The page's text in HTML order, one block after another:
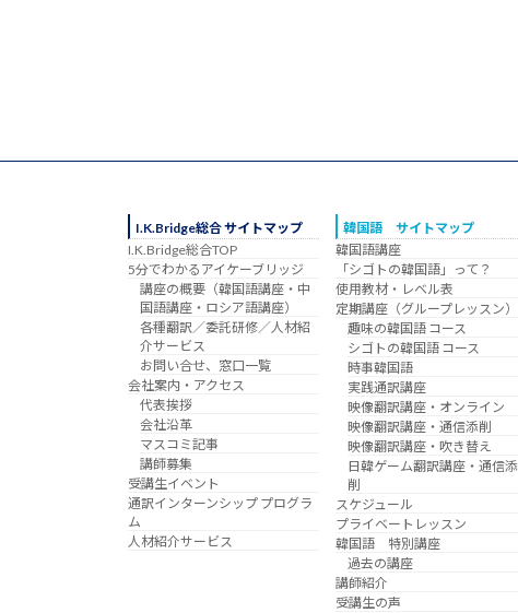
I.K.Bridge総合 サイトマップ
I.K.Bridge総合TOP
5分でわかるアイケーブリッジ
講座の概要（韓国語講座・中
国語講座・ロシア語講座）
各種翻訳／委託研修／人材紹
介サービス
お問い合せ、窓口一覧
会社案内・アクセス
代表挨拶
会社沿革
マスコミ記事
講師募集
受講生イベント
通訳インターンシップ プログラ
ム
人材紹介サービス
韓国語 サイトマップ
韓国語講座
「シゴトの韓国語」って？
使用教材・レベル表
定期講座（グループレッスン）
趣味の韓国語 コース
シゴトの韓国語 コース
時事韓国語
実践通訳講座
映像翻訳講座・オンライン
映像翻訳講座・通信添削
映像翻訳講座・吹き替え
日韓ゲーム翻訳講座・通信添
削
スケジュール
プライベートレッスン
韓国語 特別講座
過去の講座
講師紹介
受講生の声